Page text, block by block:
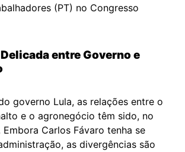
(PT) no Congresso
entre Governo e
governo Lula, as relações entre o
e o agronegócio têm sido, no
Embora Carlos Fávaro tenha se
as divergências são